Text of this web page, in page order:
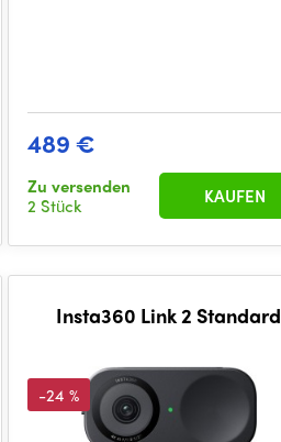
489 €
Zu versenden
2 Stück
KAUFEN
Insta360 Link 2 Standard
-24 %